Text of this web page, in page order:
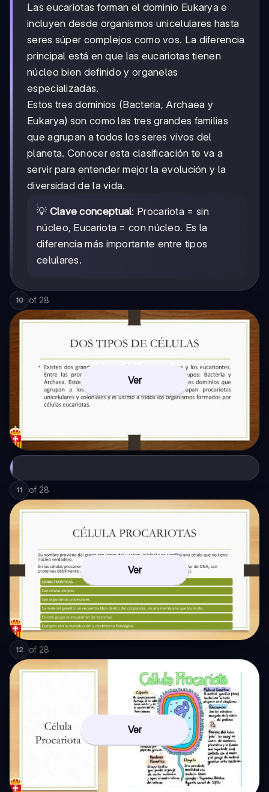
Las eucariotas forman el dominio Eukarya e
incluyen desde organismos unicelulares hasta
seres súper complejos como vos. La diferencia
principal está en que las eucariotas tienen
núcleo bien definido y organelas
especializadas.
Estos tres dominios (Bacteria, Archaea y
Eukarya) son como las tres grandes familias
que agrupan a todos los seres vivos del
planeta. Conocer esta clasificación te va a
servir para entender mejor la evolución y la
diversidad de la vida.
💡 Clave conceptual: Procariota = sin
núcleo, Eucariota = con núcleo. Es la
diferencia más importante entre tipos
celulares.
10 of 28
Ver
11 of 28
Ver
12 of 28
Ver